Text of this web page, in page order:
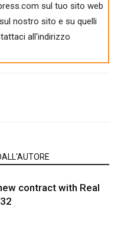
sul tuo sito web
nostro sito e su quelli
all'indirizzo
contract with Real